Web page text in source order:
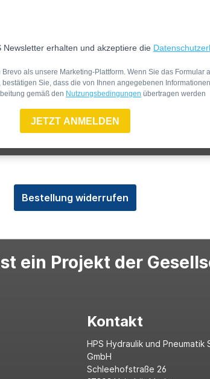
Newsletter erhalten und akzeptiere die
als unsere Marketing-Plattform. Wenn Sie das Formular
Sie, dass die von Ihnen angegebenen
gemäß den Nutzungsbedingungen übertragen werden
JETZT ANMELDEN
Bestellung widerrufen
ein Projekt der
Kontakt
HPS Hydraulik und Pneumatik
GmbH
Schleehofstraße 26